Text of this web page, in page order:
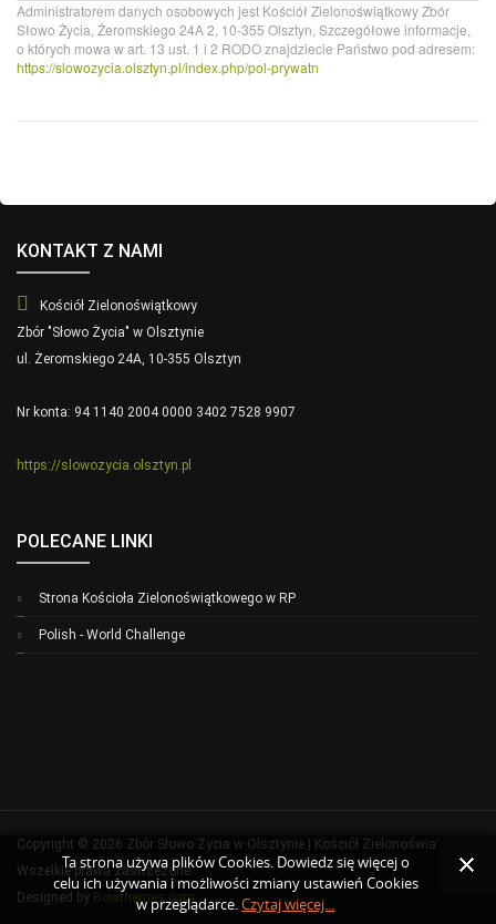
Administratorem danych osobowych jest Kościół Zielonoświątkowy Zbór
Słowo Życia, Żeromskiego 24A 2, 10-355 Olsztyn, Szczegółowe informacje,
o których mowa w art. 13 ust. 1 i 2 RODO znajdziecie Państwo pod adresem:
https://slowozycia.olsztyn.pl/index.php/pol-prywatn
KONTAKT Z NAMI
Kościół Zielonoświątkowy
Zbór "Słowo Życia" w Olsztynie
ul. Żeromskiego 24A, 10-355 Olsztyn
Nr konta: 94 1140 2004 0000 3402 7528 9907
https://slowozycia.olsztyn.pl
POLECANE LINKI
Strona Kościoła Zielonoświątkowego w RP
Polish - World Challenge
Copyright © 2026 Zbór Słowo Życia w Olsztynie | Kościół Zielonoświatkowy.
Wszelkie prawa zastrzeżone.
Designed by Bowthemes.com
Ta strona używa plików Cookies. Dowiedz się więcej o
celu ich używania i możliwości zmiany ustawień Cookies
w przeglądarce.Czytaj więcej...